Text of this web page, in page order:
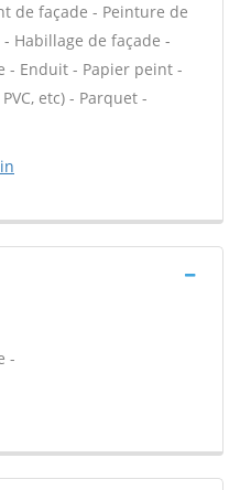
de façade - Peinture de
Habillage de façade -
- Enduit - Papier peint -
etc) - Parquet -
-